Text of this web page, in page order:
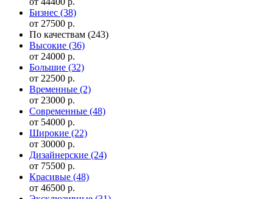
Бизнес (38)
от 27500 р.
По качествам (243)
Высокие (36)
от 24000 р.
Большие (32)
от 22500 р.
Временные (2)
от 23000 р.
Современные (48)
от 54000 р.
Широкие (22)
от 30000 р.
Дизайнерские (24)
от 75500 р.
Красивые (48)
от 46500 р.